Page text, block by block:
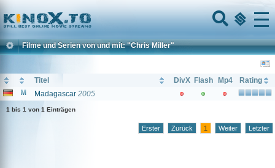
Home
Menu
Filme und Serien von und mit: "Chris Miller"
Titel DivX Flash Mp4
Rating
Madagascar 2005
1 bis 1 von 1 Einträgen
Erster Zurück 1 Weiter Letzter